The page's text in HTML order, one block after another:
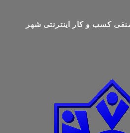
کسب و کار اینترنتی شهر